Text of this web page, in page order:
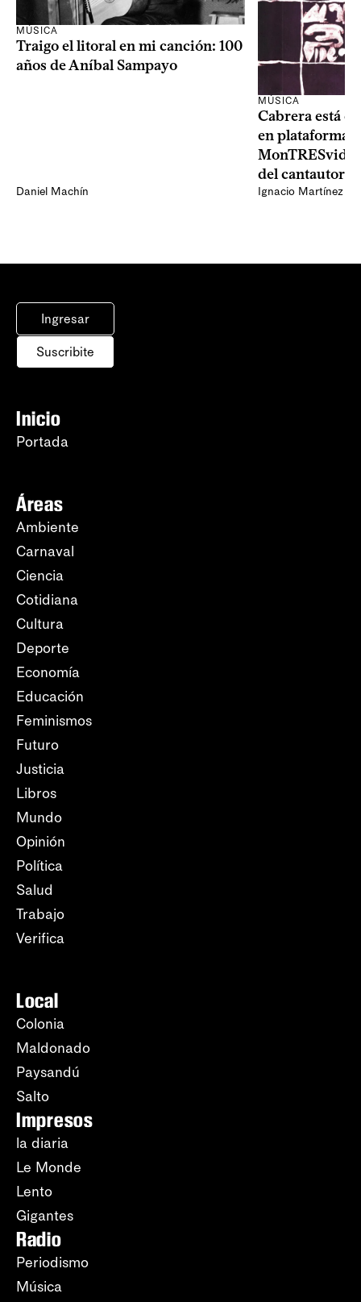
MÚSICA
Traigo el litoral en mi canción: 100
años de Aníbal Sampayo
Daniel Machín
MÚSICA
Cabrera está
en plataformas
del cantautor
Ignacio Martínez
Ingresar
Suscribite
Inicio
Portada
Áreas
Ambiente
Carnaval
Ciencia
Cotidiana
Cultura
Deporte
Economía
Educación
Feminismos
Futuro
Justicia
Libros
Mundo
Opinión
Política
Salud
Trabajo
Verifica
Local
Colonia
Maldonado
Paysandú
Salto
Impresos
la diaria
Le Monde
Lento
Gigantes
Radio
Periodismo
Música